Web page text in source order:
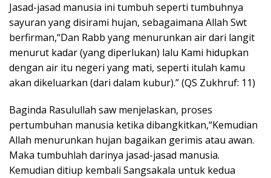
Jasad-jasad manusia ini tumbuh seperti tumbuhnya
sayuran yang disirami hujan, sebagaimana Allah Swt
berfirman,“Dan Rabb yang menurunkan air dari langit
menurut kadar (yang diperlukan) lalu Kami hidupkan
dengan air itu negeri yang mati, seperti itulah kamu
akan dikeluarkan (dari dalam kubur).” (QS Zukhruf: 11)
Baginda Rasulullah saw menjelaskan, proses
pertumbuhan manusia ketika dibangkitkan,“Kemudian
Allah menurunkan hujan bagaikan gerimis atau awan.
Maka tumbuhlah darinya jasad-jasad manusia.
Kemudian ditiup kembali Sangsakala untuk kedua